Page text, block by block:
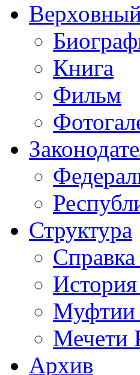
Книга
Фильм
Структура
Муфтии
Мечети
Архив